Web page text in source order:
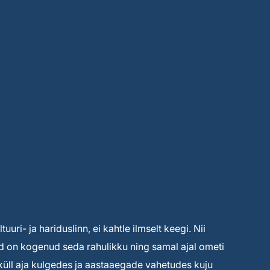
ja hariduslinn, ei kahtle ilmselt keegi. Nii
kogenud seda rahulikku ning samal ajal ometi
aja kulgedes ja aastaaegade vahetudes kuju